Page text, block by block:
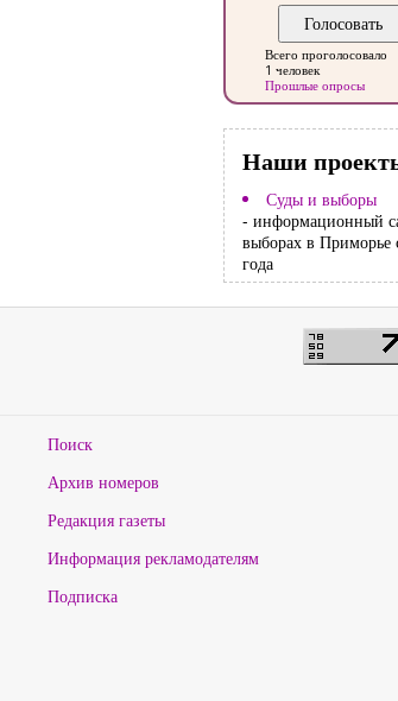
Всего проголосовало
1 человек
Прошлые опросы
Наши
Суды и выборы
- информационный
выборах в Приморье
года
Поиск
Архив номеров
Редакция газеты
Информация рекламодателям
Подписка